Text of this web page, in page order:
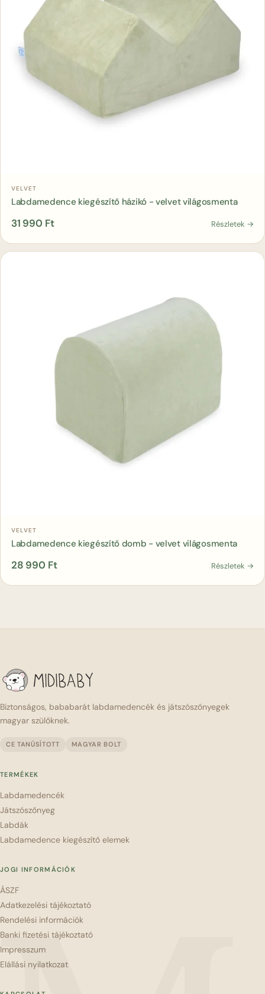
Kosárba
VELVET
Labdamedence kiegészítő házikó - velvet világosmenta
31 990 Ft Részletek →
Kosárba
VELVET
Labdamedence kiegészítő domb - velvet világosmenta
28 990 Ft Részletek →
Biztonságos, bababarát labdamedencék és játszószőnyegek
magyar szülőknek.
CE TANÚSÍTOTT MAGYAR BOLT
TERMÉKEK
Labdamedencék
Játszószőnyeg
Labdák
Labdamedence kiegészítő elemek
JOGI INFORMÁCIÓK
ÁSZF
Adatkezelési tájékoztató
Rendelési információk
Banki fizetési tájékoztató
Impresszum
Elállási nyilatkozat